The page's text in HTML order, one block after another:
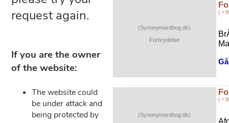
(Synonymordbog.dk)
Forbrydelse
( >
(Synonymordbog.dk)
( >